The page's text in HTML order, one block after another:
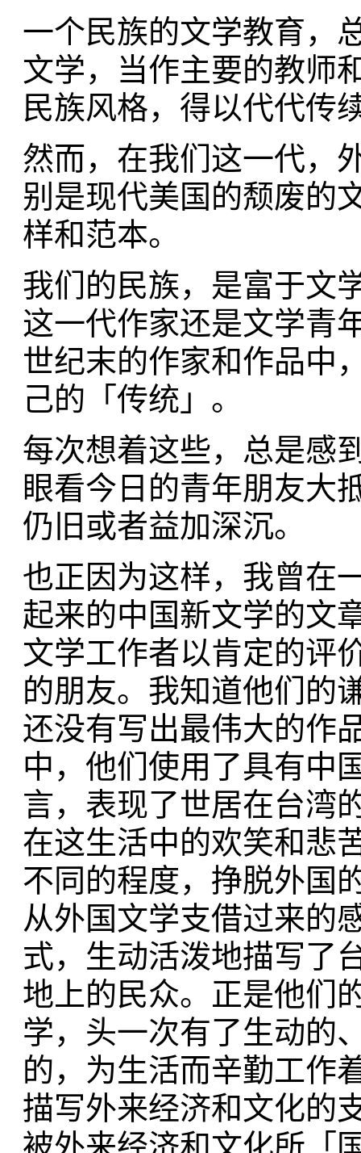
一个民族的文学教育，
文学，当作主要的教师
民族风格，得以代代传
然而，在我们这一代，
别是现代美国的颓废的
样和范本。
我们的民族，是富于文
这一代作家还是文学青
世纪末的作家和作品中
己的「传统」。
每次想着这些，总是感
眼看今日的青年朋友大
仍旧或者益加深沉。
也正因为这样，我曾在
起来的中国新文学的文
文学工作者以肯定的评
的朋友。我知道他们的
还没有写出最伟大的作
中，他们使用了具有中
言，表现了世居在台湾
在这生活中的欢笑和悲
不同的程度，挣脱外国
从外国文学支借过来的
式，生动活泼地描写了
地上的民众。正是他们
学，头一次有了生动的
的，为生活而辛勤工作
描写外来经济和文化的